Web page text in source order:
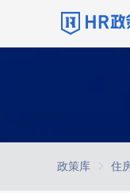
政策库 住